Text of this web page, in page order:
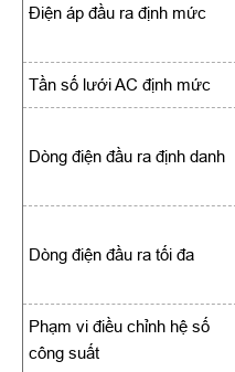
Điện áp đầu ra định mức
Tần số lưới AC định mức
Dòng điện đầu ra định danh
Dòng điện đầu ra tối đa
Phạm vi điều chỉnh hệ số
công suất